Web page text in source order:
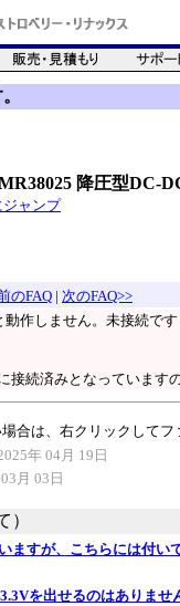
降圧型DC-
ャンプ
のFAQ | 次のFAQ>>
作しません。未接続で
接続済みとなっています
合は、右クリックして
年 04月 19日
月 03日
）
ますが、こちらには付い
を出せるのはありませ